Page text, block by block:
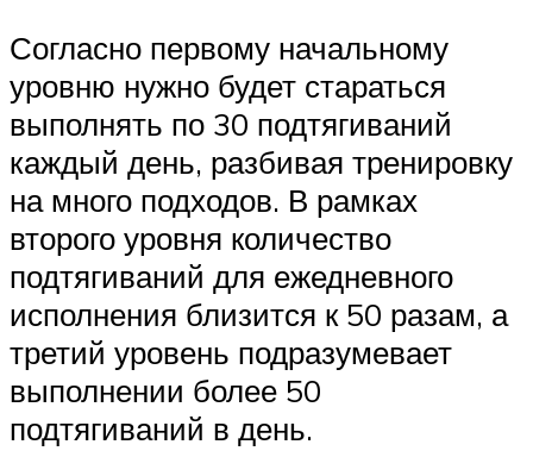
Согласно первому начальному
уровню нужно будет стараться
выполнять по 30 подтягиваний
каждый день, разбивая тренировку
на много подходов. В рамках
второго уровня количество
подтягиваний для ежедневного
исполнения близится к 50 разам, а
третий уровень подразумевает
выполнении более 50
подтягиваний в день.